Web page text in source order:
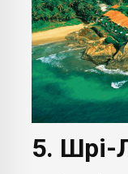
5. Шрі-